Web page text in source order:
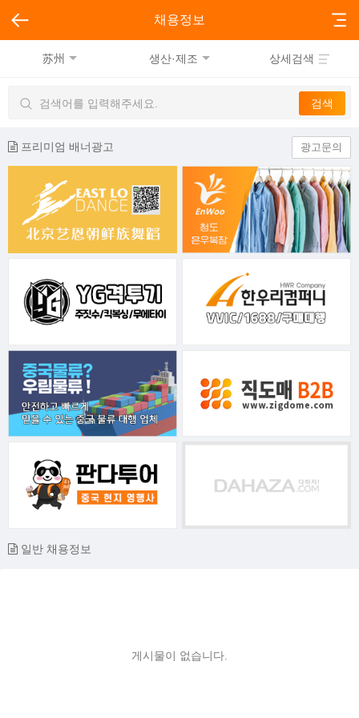
채용정보
苏州 생산·제조 상세검색
프리미엄 배너광고 광고문의
일반 채용정보
게시물이 없습니다.